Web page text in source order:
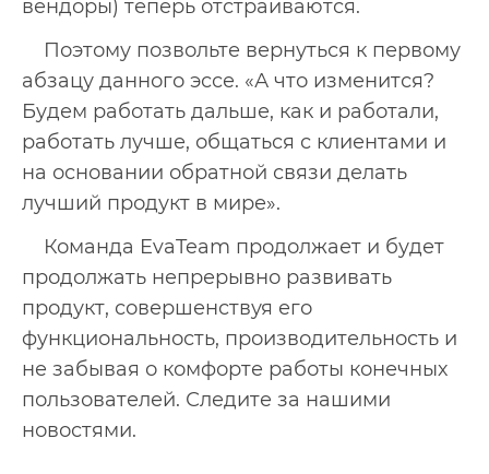
вендоры) теперь отстраиваются.
Поэтому позвольте вернуться к первому
абзацу данного эссе. «А что изменится?
Будем работать дальше, как и работали,
работать лучше, общаться с клиентами и
на основании обратной связи делать
лучший продукт в мире».
Команда EvaTeam продолжает и будет
продолжать непрерывно развивать
продукт, совершенствуя его
функциональность, производительность и
не забывая о комфорте работы конечных
пользователей. Следите за нашими
новостями.